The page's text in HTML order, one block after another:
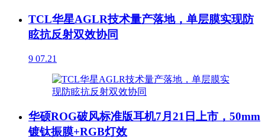
TCL华星AGLR技术量产落地，单层膜实现防
眩抗反射双效协同
9 07.21
华硕ROG破风标准版耳机7月21日上市，50mm
镀钛振膜+RGB灯效